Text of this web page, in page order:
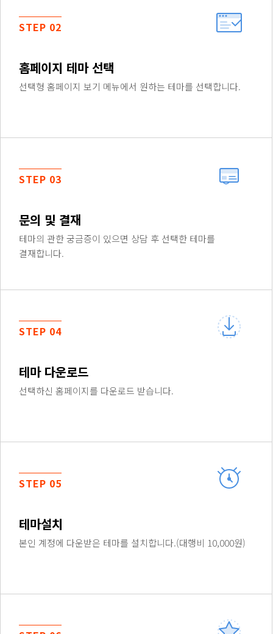
STEP 02
홈페이지 테마 선택
선택형 홈페이지 보기 메뉴에서 원하는 테마를 선택합니다.
STEP 03
문의 및 결재
테마의 관한 궁금증이 있으면 상담 후 선택한 테마를
결재합니다.
STEP 04
테마 다운로드
선택하신 홈페이지를 다운로드 받습니다.
STEP 05
테마설치
본인 계정에 다운받은 테마를 설치합니다.(대행비 10,000원)